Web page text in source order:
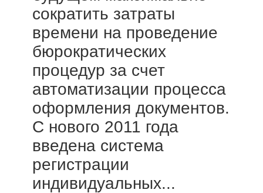
сократить затраты
времени на проведение
бюрократических
процедур за счет
автоматизации процесса
оформления документов.
С нового 2011 года
введена система
регистрации
индивидуальных...